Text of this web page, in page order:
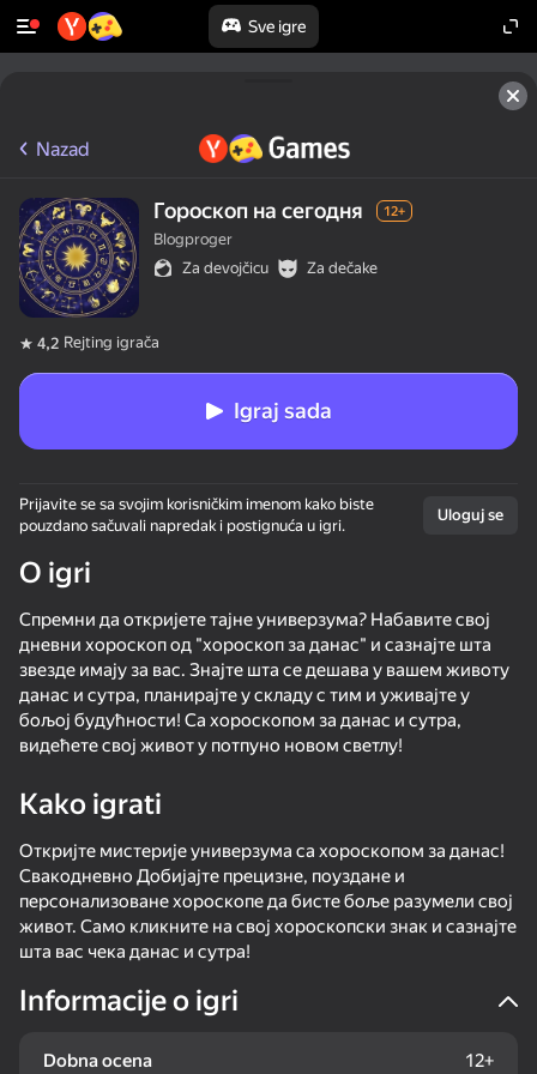
Sve igre
Ova igra podržava samo pejzažna
orijentaciju
Nazad
Гороскоп на сегодня 12+
Blogproger
Za devojčicu
Za dečake
4,2 Rejting igrača
Igraj sada
Prijavite se sa svojim korisničkim imenom kako biste
pouzdano sačuvali napredak i postignuća u igri.
Uloguj se
O igri
Спремни да откријете тајне универзума? Набавите свој
дневни хороскоп од "хороскоп за данас" и сазнајте шта
звезде имају за вас. Знајте шта се дешава у вашем животу
данас и сутра, планирајте у складу с тим и уживајте у
бољој будућности! Са хороскопом за данас и сутра,
видећете свој живот у потпуно новом светлу!
Kako igrati
Откријте мистерије универзума са хороскопом за данас!
Свакодневно Добијајте прецизне, поуздане и
персонализоване хороскопе да бисте боље разумели свој
живот. Само кликните на свој хороскопски знак и сазнајте
шта вас чека данас и сутра!
Informacije o igri
Dobna ocena 12+